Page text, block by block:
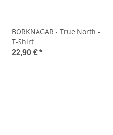
BORKNAGAR - True North -
T-Shirt
22,90 € *